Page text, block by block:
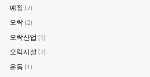
예절(2)
오락(2)
오락산업 (1)
오락시설(2)
운동(1)